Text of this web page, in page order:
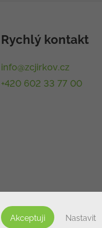
Rychlý kontakt
info@zcjirkov.cz
+420 602 33 77 00
Akceptuji Nastavit